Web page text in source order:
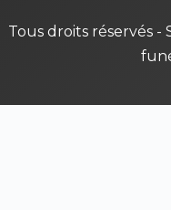
Tous droits réservés